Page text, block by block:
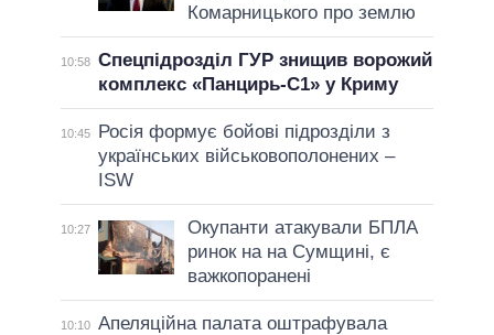
Комарницького про землю
10:58 Спецпідрозділ ГУР знищив ворожий
комплекс «Панцирь-С1» у Криму
10:45
Росія формує бойові підрозділи з
українських військовополонених –
ISW
10:27
Окупанти атакували БПЛА
ринок на на Сумщині, є
важкопоранені
10:10 Апеляційна палата оштрафувала